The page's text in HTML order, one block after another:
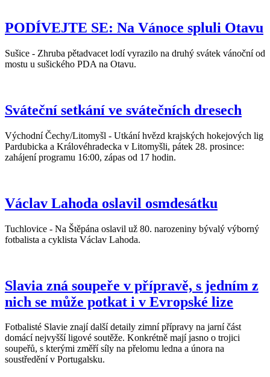
PODÍVEJTE SE: Na Vánoce spluli Otavu
Sušice - Zhruba pětadvacet lodí vyrazilo na druhý svátek vánoční od
mostu u sušického PDA na Otavu.
Sváteční setkání ve svátečních dresech
Východní Čechy/Litomyšl - Utkání hvězd krajských hokejových lig
Pardubicka a Královéhradecka v Litomyšli, pátek 28. prosince:
zahájení programu 16:00, zápas od 17 hodin.
Václav Lahoda oslavil osmdesátku
Tuchlovice - Na Štěpána oslavil už 80. narozeniny bývalý výborný
fotbalista a cyklista Václav Lahoda.
Slavia zná soupeře v přípravě, s jedním z
nich se může potkat i v Evropské lize
Fotbalisté Slavie znají další detaily zimní přípravy na jarní část
domácí nejvyšší ligové soutěže. Konkrétně mají jasno o trojici
soupeřů, s kterými změří síly na přelomu ledna a února na
soustředění v Portugalsku.